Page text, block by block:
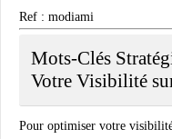
Ref : modiami
Mots-Clés
Votre Visibilité
Pour optimiser votre